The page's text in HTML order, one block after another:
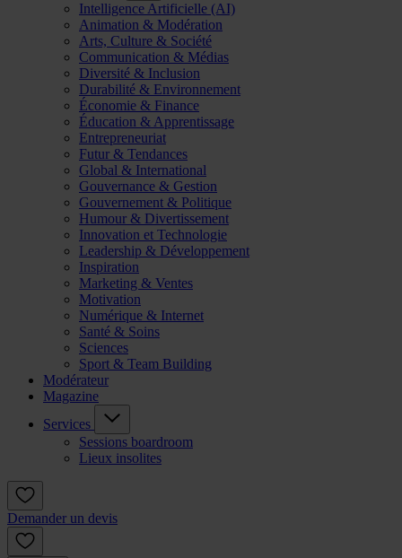
Intelligence Artificielle (AI)
Animation & Modération
Arts, Culture & Société
Communication & Médias
Diversité & Inclusion
Durabilité & Environnement
Économie & Finance
Éducation & Apprentissage
Entrepreneuriat
Futur & Tendances
Global & International
Gouvernance & Gestion
Gouvernement & Politique
Humour & Divertissement
Innovation et Technologie
Leadership & Développement
Inspiration
Marketing & Ventes
Motivation
Numérique & Internet
Santé & Soins
Sciences
Sport & Team Building
Modérateur
Magazine
Services
Sessions boardroom
Lieux insolites
Demander un devis